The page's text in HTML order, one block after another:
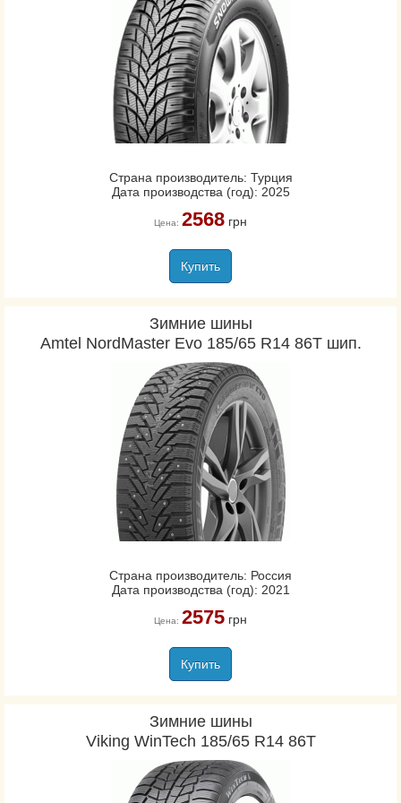
Страна производитель: Турция
Дата производства (год): 2025
Цена: 2568грн
Купить
Зимние шины
Amtel NordMaster Evo 185/65 R14 86T шип.
Страна производитель: Россия
Дата производства (год): 2021
Цена: 2575грн
Купить
Зимние шины
Viking WinTech 185/65 R14 86T